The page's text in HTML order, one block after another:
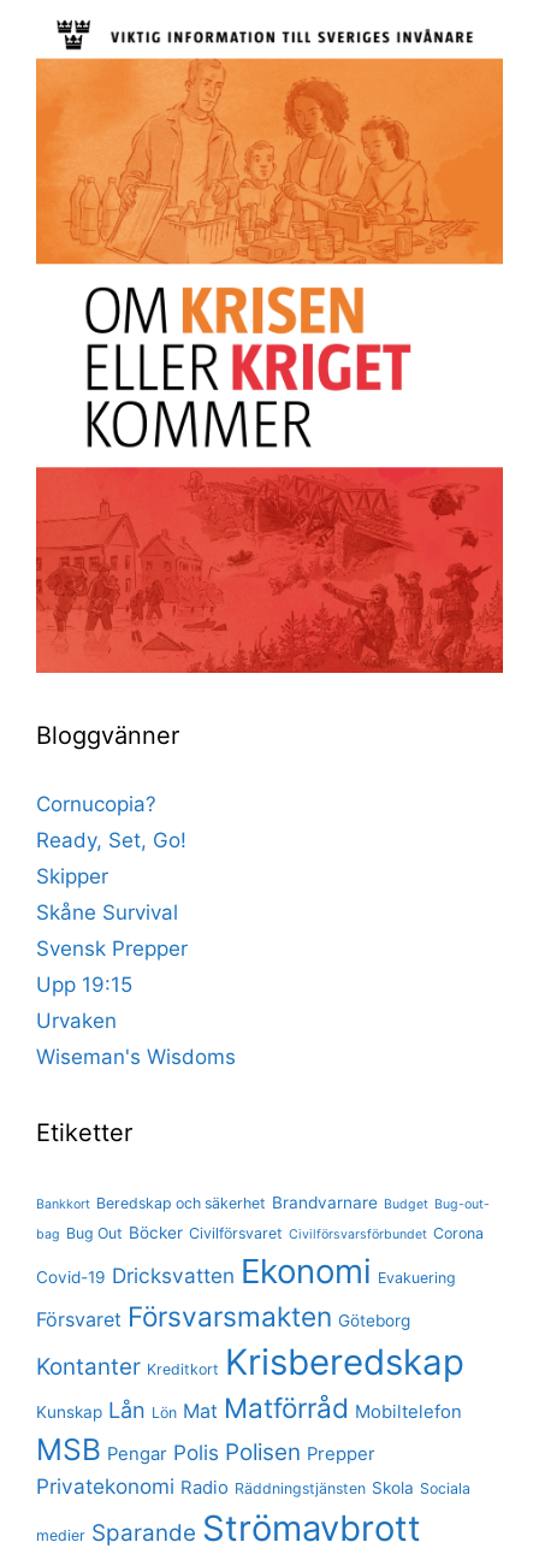
Bloggvänner
Cornucopia?
Ready, Set, Go!
Skipper
Skåne Survival
Svensk Prepper
Upp 19:15
Urvaken
Wiseman's Wisdoms
Etiketter
Bankkort Beredskap och säkerhet Brandvarnare Budget Bug-out-
bag Bug Out Böcker Civilförsvaret Civilförsvarsförbundet Corona
Covid-19 Dricksvatten Ekonomi Evakuering
Försvaret Försvarsmakten Göteborg
Kontanter Kreditkort Krisberedskap
Kunskap Lån Lön Mat Matförråd Mobiltelefon
MSB Pengar Polis Polisen Prepper
Privatekonomi Radio Räddningstjänsten Skola Sociala
medier Sparande Strömavbrott